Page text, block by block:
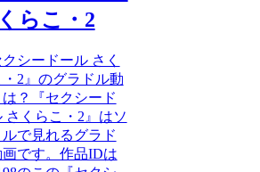
らこ・2
クシードール さく
・2』のグラドル動
？『セクシード
さくらこ・2』はソ
ルで見れるグラド
画です。作品IDは